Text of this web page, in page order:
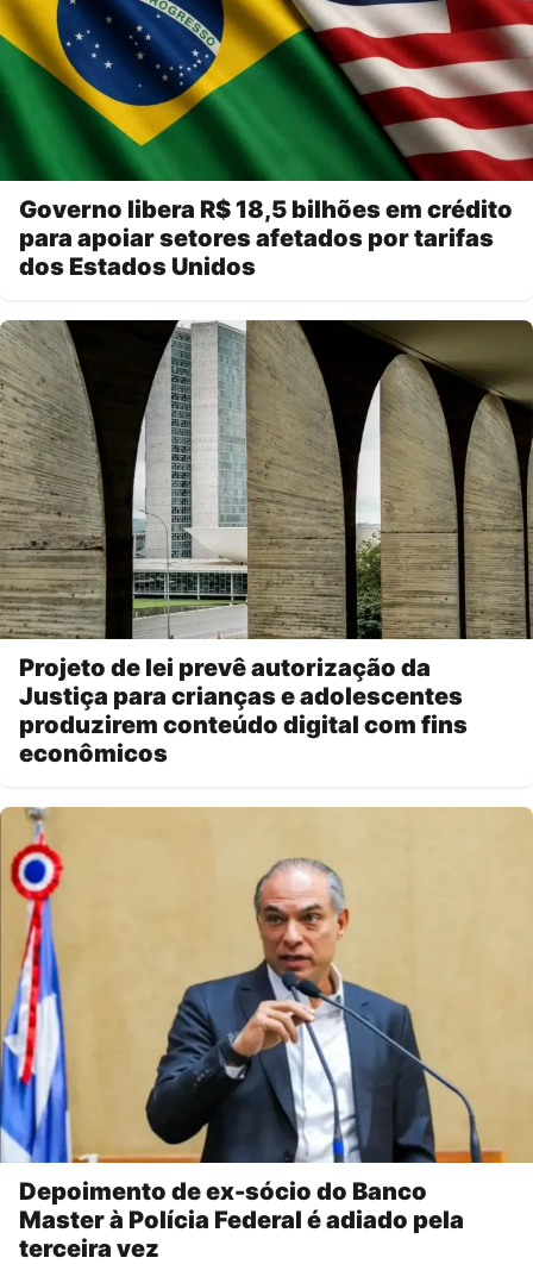
Governo libera R$ 18,5 bilhões em crédito
para apoiar setores afetados por tarifas
dos Estados Unidos
Projeto de lei prevê autorização da
Justiça para crianças e adolescentes
produzirem conteúdo digital com fins
econômicos
Depoimento de ex-sócio do Banco
Master à Polícia Federal é adiado pela
terceira vez